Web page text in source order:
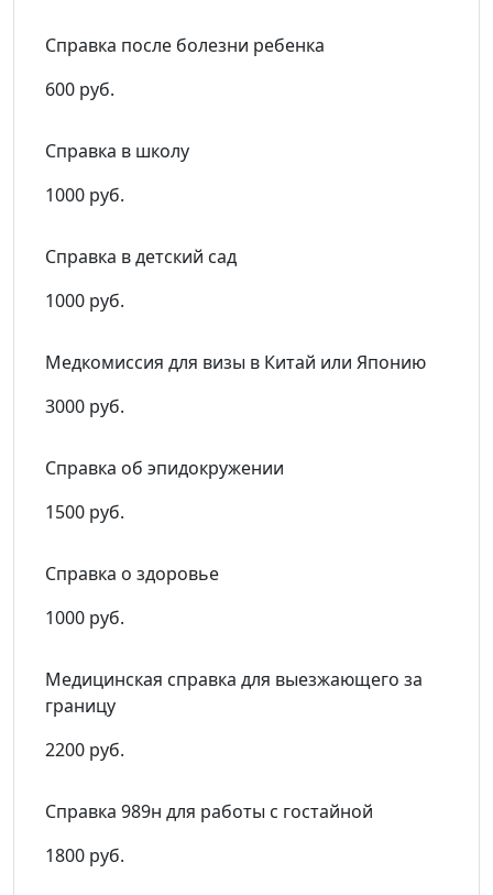
Справка после болезни ребенка
600 руб.
Справка в школу
1000 руб.
Справка в детский сад
1000 руб.
Медкомиссия для визы в Китай или Японию
3000 руб.
Справка об эпидокружении
1500 руб.
Справка о здоровье
1000 руб.
Медицинская справка для выезжающего за
границу
2200 руб.
Справка 989н для работы с гостайной
1800 руб.